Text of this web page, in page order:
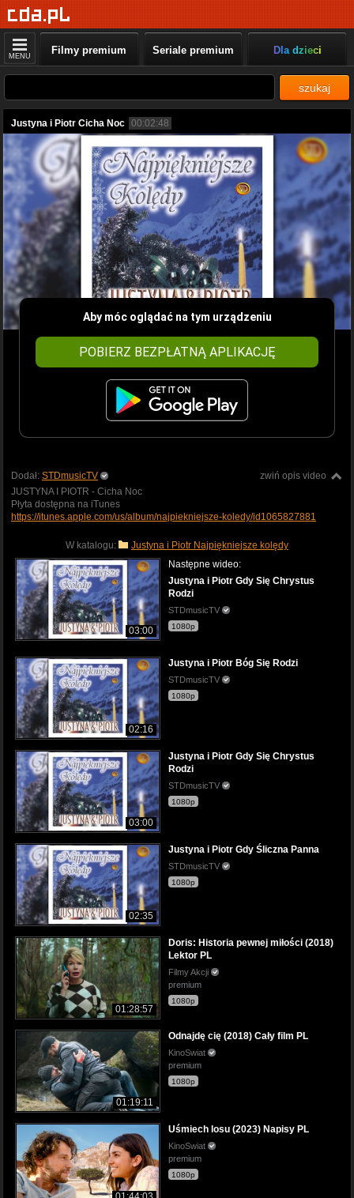
MENU Filmy premium Seriale premium Dla dzieci
szukaj
Justyna i Piotr Cicha Noc 00:02:48
Aby móc oglądać na tym urządzeniu
POBIERZ BEZPŁATNĄ APLIKACJĘ
zwiń opis video
Dodał: STDmusicTV
JUSTYNA I PIOTR - Cicha Noc
Płyta dostępna na iTunes
https://itunes.apple.com/us/album/najpiekniejsze-koledy/id1065827881
W katalogu: Justyna i Piotr Najpiękniejsze kolędy
03:00
Następne wideo:
Justyna i Piotr Gdy Się Chrystus
Rodzi
STDmusicTV
1080p
02:16
Justyna i Piotr Bóg Się Rodzi
STDmusicTV
1080p
03:00
Justyna i Piotr Gdy Się Chrystus
Rodzi
STDmusicTV
1080p
02:35
Justyna i Piotr Gdy Śliczna Panna
STDmusicTV
1080p
01:28:57
Doris: Historia pewnej miłości (2018)
Lektor PL
Filmy Akcji
premium
1080p
01:19:11
Odnajdę cię (2018) Cały film PL
KinoSwiat
premium
1080p
Uśmiech losu (2023) Napisy PL
KinoSwiat
premium
1080p